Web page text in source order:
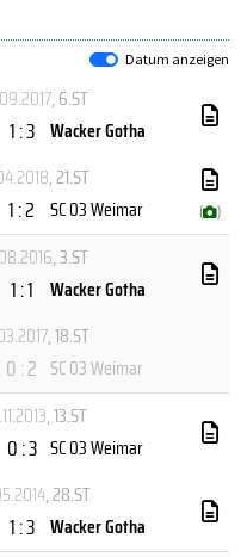
Datum anzeigen
, 6.ST
1 : 3 Wacker Gotha
, 21.ST
1 : 2 SC 03 Weimar ( )
, 3.ST
1 : 1
Wacker Gotha
, 18.ST
0 : 2 SC 03 Weimar
, 13.ST
0 : 3 SC 03 Weimar
, 28.ST
1 : 3 Wacker Gotha